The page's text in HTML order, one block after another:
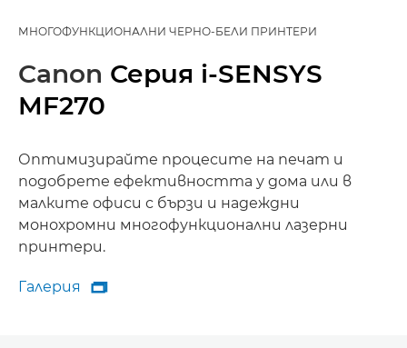
МНОГОФУНКЦИОНАЛНИ ЧЕРНО-БЕЛИ ПРИНТЕРИ
Canon Серия i-SENSYS
MF270
Оптимизирайте процесите на печат и
подобрете ефективността у дома или в
малките офиси с бързи и надеждни
монохромни многофункционални лазерни
принтери.
Галерия
Галерия
